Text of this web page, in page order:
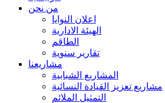
من نحن
اعلان النوايا
الهيئة الادارية
الطاقم
تقارير سنوية
مشاريعنا
المشاريع الشبابية
مشاريع تعزيز القيادة النسائية
التمثيل الملائم